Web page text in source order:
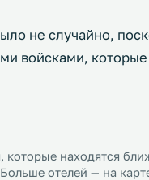
не случайно,
войсками,
находятся
отелей — на